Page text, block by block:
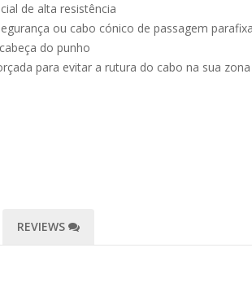
de alta resistência
ou cabo cónico de passagem
do punho
para evitar a rutura do cabo na sua
REVIEWS